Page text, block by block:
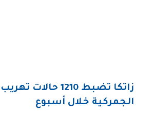
زاتكا تضبط 1210
الجمركية خلال أسبوع